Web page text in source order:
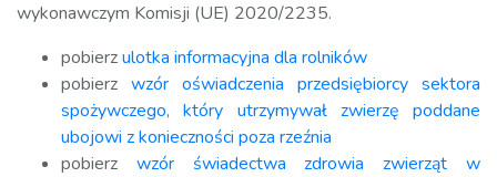
wykonawczym Komisji (UE) 2020/2235.
pobierzulotka informacyjna dla rolników
pobierz wzór oświadczenia przedsiębiorcy sektora
spożywczego, który utrzymywał zwierzę poddane
ubojowi z konieczności poza rzeźnia
pobierz wzór świadectwa zdrowia zwierząt w